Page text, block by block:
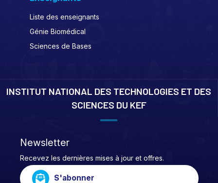
Liste des enseignants
Génie Biomédical
Sciences de Bases
INSTITUT NATIONAL DES TECHNOLOGIES ET DES
SCIENCES DU KEF
Newsletter
Recevez les dernières mises à jour et offres.
S'abonner